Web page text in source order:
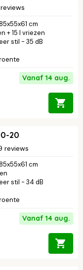
cm
+ 15 l vriezen
stil - 35 dB
Vanaf 14 aug.
20
reviews
cm
stil - 34 dB
Vanaf 14 aug.